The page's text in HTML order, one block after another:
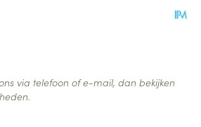
via telefoon of e-mail, dan bekijken